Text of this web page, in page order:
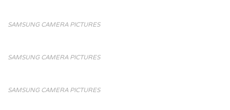
SAMSUNG CAMERA PICTURES
SAMSUNG CAMERA PICTURES
SAMSUNG CAMERA PICTURES